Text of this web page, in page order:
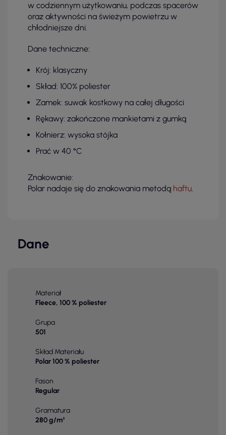
w codziennym użytkowaniu, podczas spacerów
oraz aktywności na świeżym powietrzu w
chłodniejsze dni.
Dane techniczne:
Krój: klasyczny
Skład: 100% poliester
Zamek: suwak kostkowy na całej długości
Rękawy: zakończone mankietami z gumką
Kołnierz: wysoka stójka
Prać w 40 °C
Znakowanie:
Polar nadaje się do znakowania metodą haftu.
Dane
Materiał
Fleece, 100 % poliester
Grupa
501
Skład Materiału
Polar 100 % poliester
Fason
Regular
Gramatura
280 g/m²